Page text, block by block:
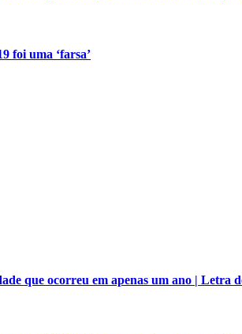
foi uma ‘farsa’
que ocorreu em apenas um ano | Letra